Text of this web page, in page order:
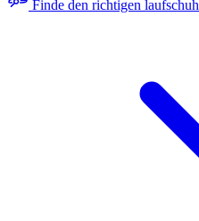
Finde den richtigen laufschuh